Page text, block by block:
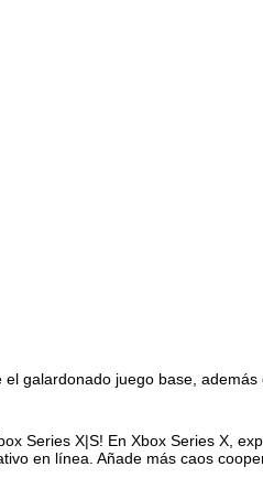
galardonado juego base, además
Series X|S! En Xbox Series X,
en línea. Añade más caos